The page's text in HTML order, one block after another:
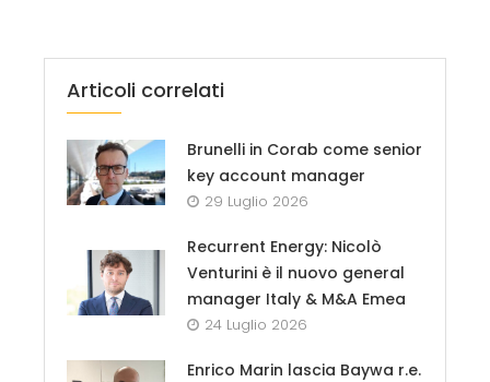
Articoli correlati
Brunelli in Corab come senior
key account manager
29 Luglio 2026
Recurrent Energy: Nicolò
Venturini è il nuovo general
manager Italy & M&A Emea
24 Luglio 2026
Enrico Marin lascia Baywa r.e.